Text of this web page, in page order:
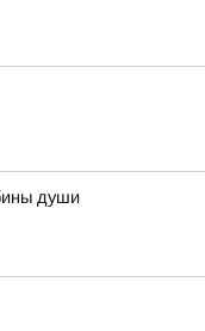
души